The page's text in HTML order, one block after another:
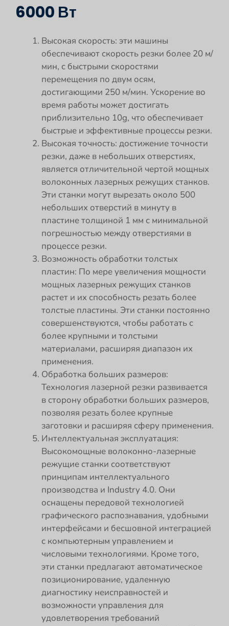
6000 Вт
Высокая скорость: эти машины
обеспечивают скорость резки более 20 м/
мин, с быстрыми скоростями
перемещения по двум осям,
достигающими 250 м/мин. Ускорение во
время работы может достигать
приблизительно 10g, что обеспечивает
быстрые и эффективные процессы резки.
Высокая точность: достижение точности
резки, даже в небольших отверстиях,
является отличительной чертой мощных
волоконных лазерных режущих станков.
Эти станки могут вырезать около 500
небольших отверстий в минуту в
пластине толщиной 1 мм с минимальной
погрешностью между отверстиями в
процессе резки.
Возможность обработки толстых
пластин: По мере увеличения мощности
мощных лазерных режущих станков
растет и их способность резать более
толстые пластины. Эти станки постоянно
совершенствуются, чтобы работать с
более крупными и толстыми
материалами, расширяя диапазон их
применения.
Обработка больших размеров:
Технология лазерной резки развивается
в сторону обработки больших размеров,
позволяя резать более крупные
заготовки и расширяя сферу применения.
Интеллектуальная эксплуатация:
Высокомощные волоконно-лазерные
режущие станки соответствуют
принципам интеллектуального
производства и Industry 4.0. Они
оснащены передовой технологией
графического распознавания, удобными
интерфейсами и бесшовной интеграцией
с компьютерным управлением и
числовыми технологиями. Кроме того,
эти станки предлагают автоматическое
позиционирование, удаленную
диагностику неисправностей и
возможности управления для
удовлетворения требований